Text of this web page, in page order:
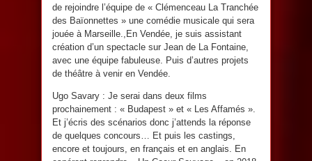
de rejoindre l’équipe de « Clémenceau La Tranchée
des Baïonnettes » une comédie musicale qui sera
jouée à Marseille.,En Vendée, je suis assistant
création d’un spectacle sur Jean de La Fontaine,
avec une équipe fabuleuse. Puis d’autres projets
de théâtre à venir en Vendée.
Ugo Savary : Je serai dans deux films
prochainement : « Budapest » et « Les Affamés ».
Et j’écris des scénarios donc j’attends la réponse
de quelques concours… Et puis les castings,
encore et toujours, en français et en anglais. En